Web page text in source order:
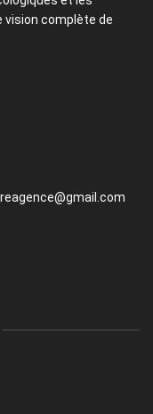
complète de